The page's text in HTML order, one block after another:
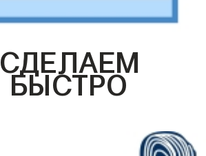
СДЕЛАЕМ
БЫСТРО